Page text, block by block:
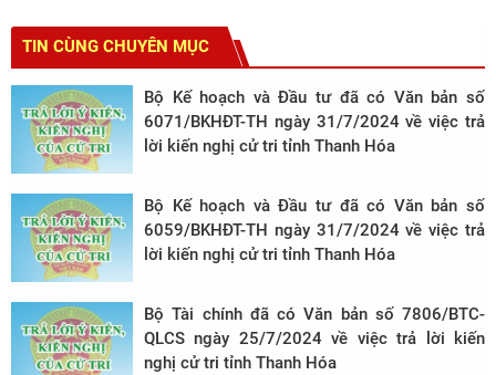
TIN CÙNG CHUYÊN MỤC
Bộ Kế hoạch và Đầu tư đã có Văn bản số
6071/BKHĐT-TH ngày 31/7/2024 về việc trả
lời kiến nghị cử tri tỉnh Thanh Hóa
Bộ Kế hoạch và Đầu tư đã có Văn bản số
6059/BKHĐT-TH ngày 31/7/2024 về việc trả
lời kiến nghị cử tri tỉnh Thanh Hóa
Bộ Tài chính đã có Văn bản số 7806/BTC-
QLCS ngày 25/7/2024 về việc trả lời kiến
nghị cử tri tỉnh Thanh Hóa